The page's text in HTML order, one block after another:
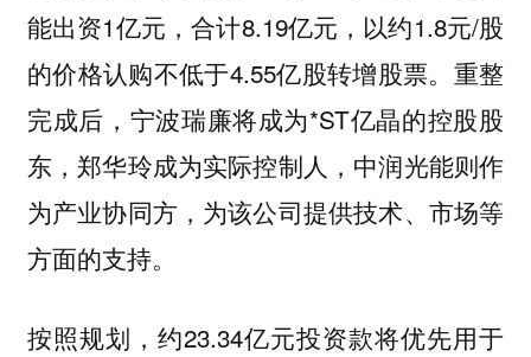
能出资1亿元，合计8.19亿元，以约1.8元/股
的价格认购不低于4.55亿股转增股票。重整
完成后，宁波瑞廉将成为*ST亿晶的控股股
东，郑华玲成为实际控制人，中润光能则作
为产业协同方，为该公司提供技术、市场等
方面的支持。
按照规划，约23.34亿元投资款将优先用于